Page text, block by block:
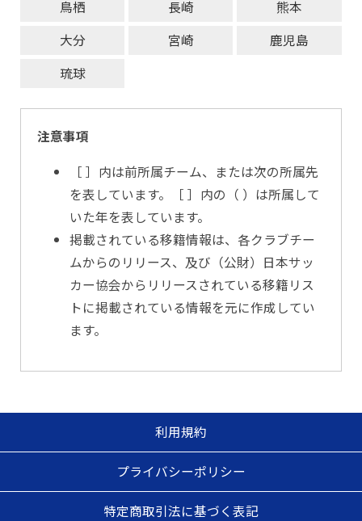
鳥栖
長崎
熊本
大分
宮崎
鹿児島
琉球
注意事項
［ ］内は前所属チーム、または次の所属先
を表しています。［ ］内の（ ）は所属して
いた年を表しています。
掲載されている移籍情報は、各クラブチー
ムからのリリース、及び（公財）日本サッ
カー協会からリリースされている移籍リス
トに掲載されている情報を元に作成してい
ます。
利用規約
プライバシーポリシー
特定商取引法に基づく表記